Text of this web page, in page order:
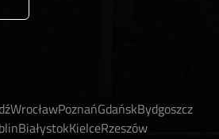
WrocławPoznańGdańskBydgoszcz
BiałystokKielceRzeszów